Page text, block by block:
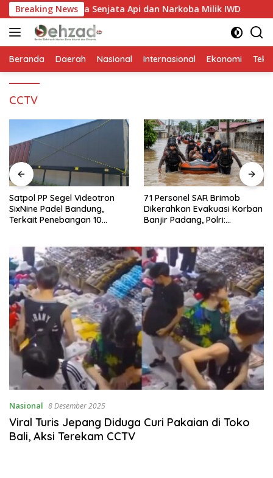
Langsung
ke
konten
Breaking News
Ada Senjata Api dan Narkoba Milik IWD Satpol
Beranda Daerah Nasional Internasional Ekonomi
CCTV
Satpol PP Segel Videotron
SixNine Padel Bandung,
Terkait Penebangan 10
71 Personel SAR Brimob
Dikerahkan Evakuasi Korban
Banjir Padang, Polri:
Nasional 8 Desember 2025
Viral Turis Jepang Diduga Curi Pakaian di Toko
Bali, Aksi Terekam CCTV